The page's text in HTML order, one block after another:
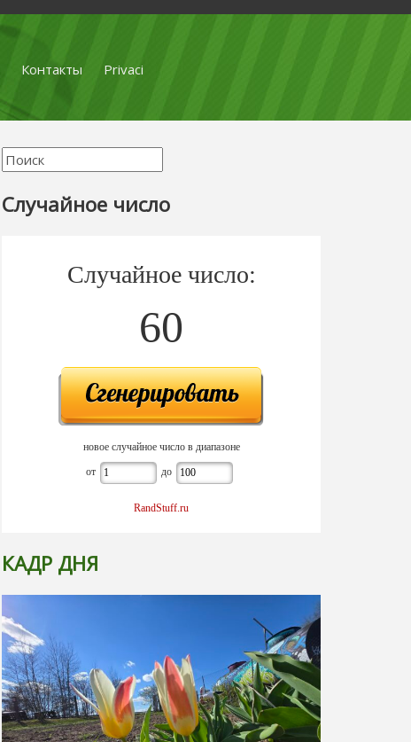
Контакты
Privaci
Случайное число
Случайное число:
60
новое случайное число в диапазоне
от до
RandStuff.ru
КАДР ДНЯ